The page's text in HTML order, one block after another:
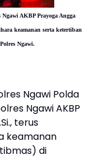
AKBP Prayoga Angga
keamanan serta ketertiban
Ngawi.
Ngawi Polda
Ngawi AKBP
terus
keamanan
di